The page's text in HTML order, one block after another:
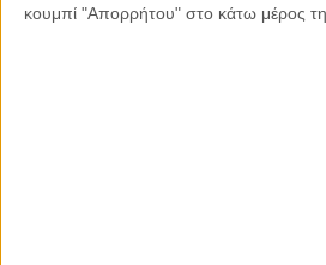
κουμπί "Απορρήτου" στο κάτω μέρος